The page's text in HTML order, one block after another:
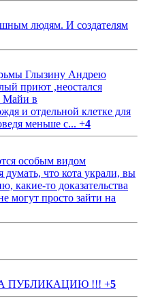
людям. И создателям
Глызину Андрею
приют ,неостался
Майи в
и отдельной клетке для
меньше с... +4
особым видом
думать, что кота украли, вы
какие-то доказательства
могут просто зайти на
ПУБЛИКАЦИЮ !!! +5